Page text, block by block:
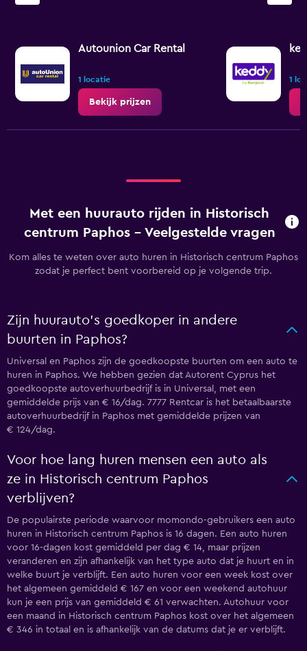
Autounion Car Rental
1 locatie
Bekijk prijzen
1
Met een huurauto rijden in Historisch
centrum Paphos - Veelgestelde vragen
Kom alles te weten over auto huren in Historisch centrum Paphos
zodat je perfect bent voorbereid op je volgende trip.
Zijn huurauto's goedkoper in andere
buurten in Paphos?
Universal en Paphos zijn de goedkoopste buurten om een auto te
huren in Paphos. We hebben gezien dat Autorent Cyprus het
goedkoopste autoverhuurbedrijf is in Universal, met een
gemiddelde prijs van € 16/dag. 7777 Rentcar is het betaalbaarste
autoverhuurbedrijf in Paphos met gemiddelde prijzen van
€ 124/dag.
Voor hoe lang huren mensen een auto als
ze in Historisch centrum Paphos
verblijven?
De populairste periode waarvoor momondo-gebruikers een auto
huren in Historisch centrum Paphos is 16 dagen. Een auto huren
voor 16-dagen kost gemiddeld per dag € 14, maar prijzen
veranderen en zijn afhankelijk van het type auto dat je huurt en in
welke buurt je verblijft. Een auto huren voor een week kost over
het algemeen gemiddeld € 167 en voor een weekend autohuur
kun je een prijs van gemiddeld € 61 verwachten. Autohuur voor
een maand in Historisch centrum Paphos kost over het algemeen
€ 346 in totaal en is afhankelijk van de datums dat je er verblijft.